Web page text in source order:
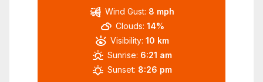
Wind Gust: 8 mph
Clouds: 14%
Visibility: 10 km
Sunrise: 6:21 am
Sunset: 8:26 pm